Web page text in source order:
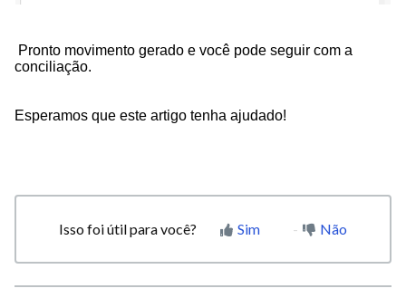
Pronto movimento gerado e você pode seguir com a
conciliação.
Esperamos que este artigo tenha ajudado!
Isso foi útil para você? Sim Não